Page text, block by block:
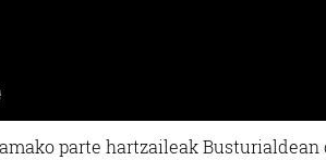
parte hartzaileak